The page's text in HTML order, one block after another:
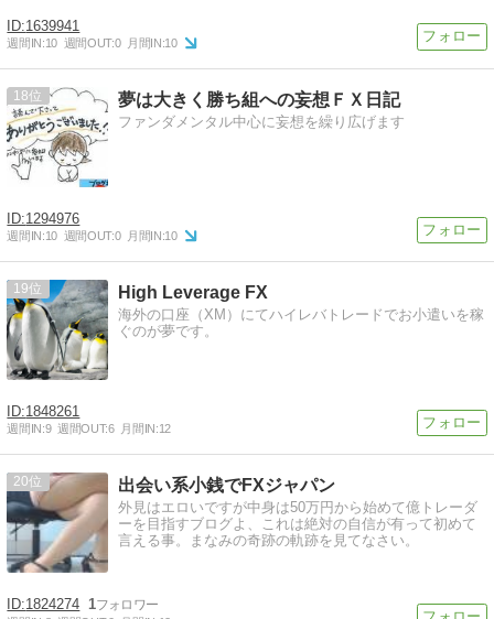
1639941
週間IN:10 週間OUT:0 月間IN:10
18 夢は大きく勝ち組への妄想ＦＸ日記
ファンダメンタル中心に妄想を繰り広げます
1294976
週間IN:10 週間OUT:0 月間IN:10
19 High Leverage FX
海外の口座（XM）にてハイレバトレードでお小遣いを稼
ぐのが夢です。
1848261
週間IN:9 週間OUT:6 月間IN:12
20 出会い系小銭でFXジャパン
外見はエロいですが中身は50万円から始めて億トレーダ
ーを目指すブログよ、これは絶対の自信が有って初めて
言える事。まなみの奇跡の軌跡を見てなさい。
1824274 1